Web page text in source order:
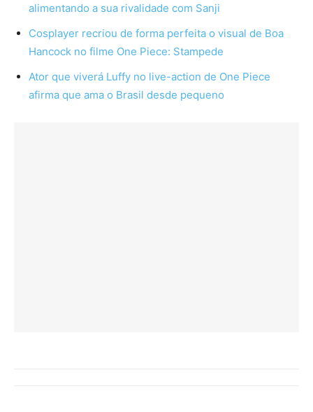
alimentando a sua rivalidade com Sanji
Cosplayer recriou de forma perfeita o visual de Boa
Hancock no filme One Piece: Stampede
Ator que viverá Luffy no live-action de One Piece
afirma que ama o Brasil desde pequeno